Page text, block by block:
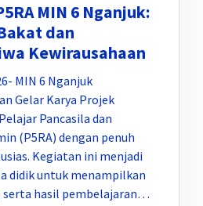
MIN 6 Nganjuk:
dan
Kewirausahaan
MIN 6 Nganjuk
Gelar Karya Projek
Pancasila dan
(P5RA) dengan penuh
Kegiatan ini menjadi
didik untuk menampilkan
serta hasil pembelajaran…